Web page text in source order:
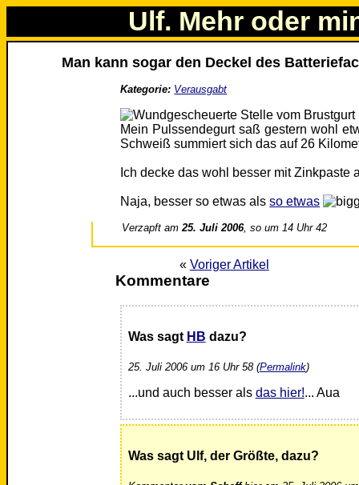
Ulf. Mehr oder
Man kann sogar den Deckel des
Kategorie: Verausgabt
Mein Pulssendegurt saß gestern wohl
Schweiß summiert sich das auf 26
Ich decke das wohl besser mit Zinkpaste
Naja, besser so etwas alsso etwas
Verzapft am25. Juli 2006, so um 14 Uhr 42
« Voriger Artikel
Kommentare
Was sagt HB dazu?
25. Juli 2006 um 16 Uhr 58 (Permalink)
...und auch besser als das hier!... Aua
Was sagt Ulf, der Größte, dazu?